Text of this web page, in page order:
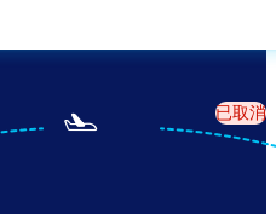
已取消
